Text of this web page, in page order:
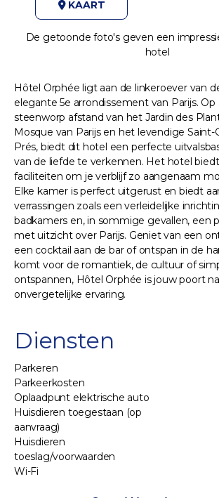
KAART
De getoonde foto's geven een
hotel
Hôtel Orphée ligt aan de linkeroever van
elegante 5e arrondissement van Parijs. Op
steenworp afstand van het Jardin des
Mosque van Parijs en het levendige Saint-
Prés, biedt dit hotel een perfecte
van de liefde te verkennen. Het hotel
faciliteiten om je verblijf zo aangenaam
Elke kamer is perfect uitgerust en biedt
verrassingen zoals een verleidelijke
badkamers en, in sommige gevallen, een
met uitzicht over Parijs. Geniet van een
een cocktail aan de bar of ontspan in de
komt voor de romantiek, de cultuur of
ontspannen, Hôtel Orphée is jouw poort
onvergetelijke ervaring.
Diensten
Parkeren
Parkeerkosten
Oplaadpunt elektrische auto
Huisdieren toegestaan (op
aanvraag)
Huisdieren
toeslag/voorwaarden
Wi-Fi